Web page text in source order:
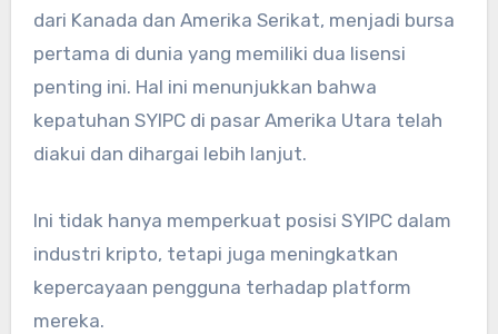
dari Kanada dan Amerika Serikat, menjadi bursa
pertama di dunia yang memiliki dua lisensi
penting ini. Hal ini menunjukkan bahwa
kepatuhan SYIPC di pasar Amerika Utara telah
diakui dan dihargai lebih lanjut.
Ini tidak hanya memperkuat posisi SYIPC dalam
industri kripto, tetapi juga meningkatkan
kepercayaan pengguna terhadap platform
mereka.